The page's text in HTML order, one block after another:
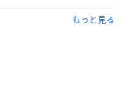
もっと見る